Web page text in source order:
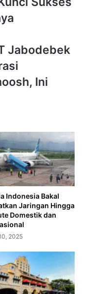
Jabodebek
Ini
Indonesia Bakal
Jaringan Hingga
Domestik dan
2025